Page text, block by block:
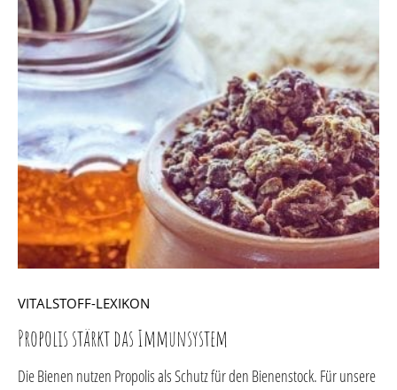
VITALSTOFF-LEXIKON
Propolis stärkt das Immunsystem
Die Bienen nutzen Propolis als Schutz für den Bienenstock. Für unsere